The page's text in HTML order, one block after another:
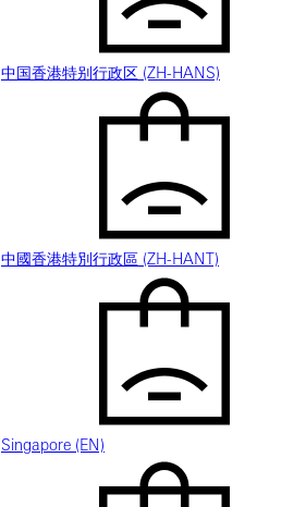
中国香港特别行政区 (ZH-HANS)
中國香港特別行政區 (ZH-HANT)
Singapore (EN)